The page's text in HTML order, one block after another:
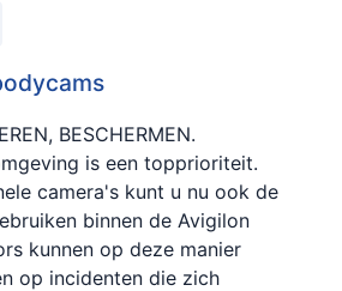
BESCHERMEN.
is een topprioriteit.
camera's kunt u nu ook de
binnen de Avigilon
kunnen op deze manier
op incidenten die zich